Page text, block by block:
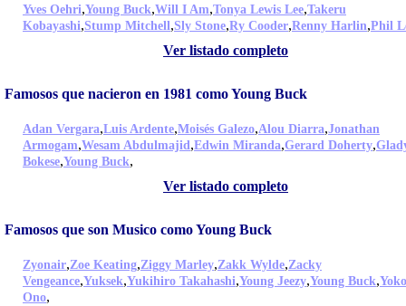
Yves Oehri,Young Buck,Will I Am,Tonya Lewis Lee,Takeru
Kobayashi,Stump Mitchell,Sly Stone,Ry Cooder,Renny Harlin,Phil
Ver listado completo
Famosos que nacieron en 1981 como Young Buck
Adan Vergara,Luis Ardente,Moisés Galezo,Alou Diarra,Jonathan
Armogam,Wesam Abdulmajid,Edwin Miranda,Gerard Doherty,
Bokese,Young Buck,
Ver listado completo
Famosos que son Musico como Young Buck
Zyonair,Zoe Keating,Ziggy Marley,Zakk Wylde,Zacky
Vengeance,Yuksek,Yukihiro Takahashi,Young Jeezy,Young Buck,Yoko
Ono,